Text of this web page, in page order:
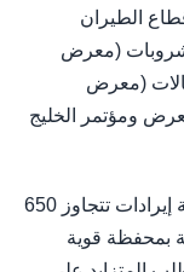
الطيران
(معرض
(معرض
ومؤتمر الخليج
ومن المتوقع أن تحقق هذه العلامات التجارية إيرادات تتجاوز 650
عام 2026، مدعومة بمحفظة قوية